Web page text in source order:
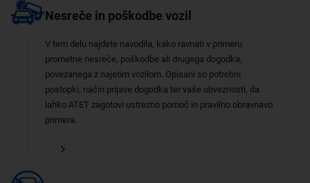
Nesreče in poškodbe vozil
V tem delu najdete navodila, kako ravnati v primeru
prometne nesreče, poškodbe ali drugega dogodka,
povezanega z najetim vozilom. Opisani so potrebni
postopki, način prijave dogodka ter vaše obveznosti, da
lahko ATET zagotovi ustrezno pomoč in pravilno obravnavo
primera.